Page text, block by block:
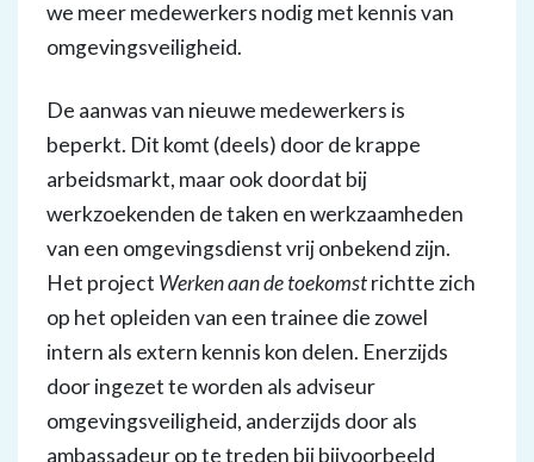
we meer medewerkers nodig met kennis van
omgevingsveiligheid.
De aanwas van nieuwe medewerkers is
beperkt. Dit komt (deels) door de krappe
arbeidsmarkt, maar ook doordat bij
werkzoekenden de taken en werkzaamheden
van een omgevingsdienst vrij onbekend zijn.
Het project Werken aan de toekomstrichtte zich
op het opleiden van een trainee die zowel
intern als extern kennis kon delen. Enerzijds
door ingezet te worden als adviseur
omgevingsveiligheid, anderzijds door als
ambassadeur op te treden bij bijvoorbeeld